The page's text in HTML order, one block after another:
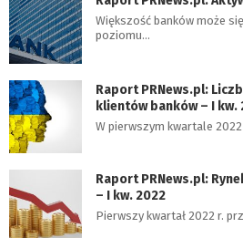
Większość banków może
poziomu…
Raport PRNews.pl:
klientów banków – I kw.
W pierwszym kwartale
Raport PRNews.pl:
– I kw. 2022
Pierwszy kwartał 2022 r.